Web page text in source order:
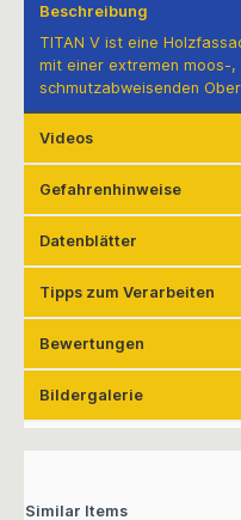
Beschreibung
TITAN V ist eine
mit einer extremen moos-,
schmutzabweisenden
Videos
Gefahrenhinweise
Datenblätter
Tipps zum Verarbeiten
Bewertungen
Bildergalerie
Similar Items